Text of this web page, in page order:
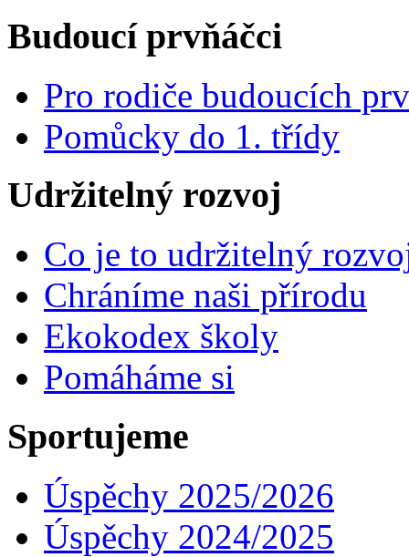
Budoucí prvňáčci
Pro rodiče budoucích
Pomůcky do 1. třídy
Udržitelný rozvoj
Co je to udržitelný
Chráníme naši přírodu
Ekokodex školy
Pomáháme si
Sportujeme
Úspěchy 2025/2026
Úspěchy 2024/2025